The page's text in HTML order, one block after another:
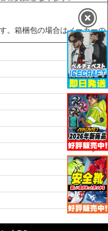
。箱梱包の場合はメーカーの